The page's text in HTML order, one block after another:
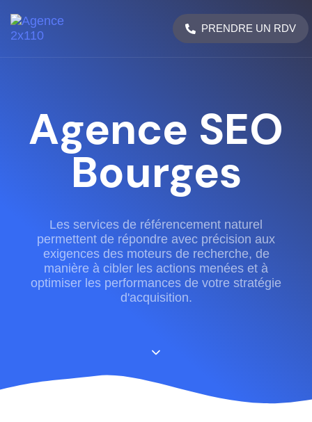
PRENDRE UN RDV
Agence SEO
Bourges
Les services de référencement naturel
permettent de répondre avec précision aux
exigences des moteurs de recherche, de
manière à cibler les actions menées et à
optimiser les performances de votre stratégie
d'acquisition.